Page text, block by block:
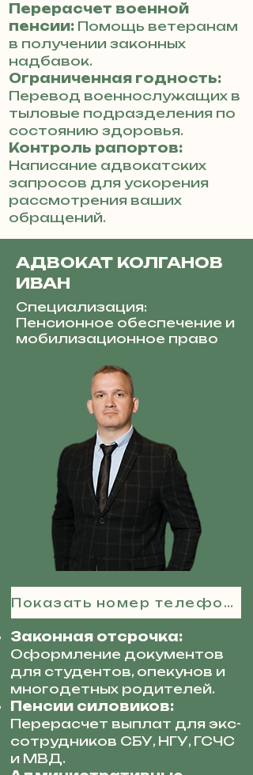
Перерасчет военной
пенсии: Помощь ветеранам
в получении законных
надбавок.
Ограниченная годность:
Перевод военнослужащих в
тыловые подразделения по
состоянию здоровья.
Контроль рапортов:
Написание адвокатских
запросов для ускорения
рассмотрения ваших
обращений.
АДВОКАТ КОЛГАНОВ
ИВАН
Специализация:
Пенсионное обеспечение и
мобилизационное право
Показать номер телефона
Законная отсрочка:
Оформление документов
для студентов, опекунов и
многодетных родителей.
Пенсии силовиков:
Перерасчет выплат для экс-
сотрудников СБУ, НГУ, ГСЧС
и МВД.